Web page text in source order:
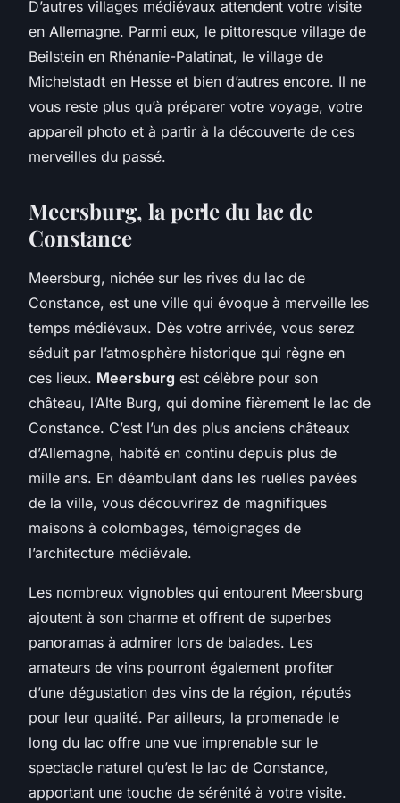
D’autres villages médiévaux attendent votre visite
en Allemagne. Parmi eux, le pittoresque village de
Beilstein en Rhénanie-Palatinat, le village de
Michelstadt en Hesse et bien d’autres encore. Il ne
vous reste plus qu’à préparer votre voyage, votre
appareil photo et à partir à la découverte de ces
merveilles du passé.
Meersburg, la perle du lac de
Constance
Meersburg, nichée sur les rives du lac de
Constance, est une ville qui évoque à merveille les
temps médiévaux. Dès votre arrivée, vous serez
séduit par l’atmosphère historique qui règne en
ces lieux. Meersburg est célèbre pour son
château, l’Alte Burg, qui domine fièrement le lac de
Constance. C’est l’un des plus anciens châteaux
d’Allemagne, habité en continu depuis plus de
mille ans. En déambulant dans les ruelles pavées
de la ville, vous découvrirez de magnifiques
maisons à colombages, témoignages de
l’architecture médiévale.
Les nombreux vignobles qui entourent Meersburg
ajoutent à son charme et offrent de superbes
panoramas à admirer lors de balades. Les
amateurs de vins pourront également profiter
d’une dégustation des vins de la région, réputés
pour leur qualité. Par ailleurs, la promenade le
long du lac offre une vue imprenable sur le
spectacle naturel qu’est le lac de Constance,
apportant une touche de sérénité à votre visite.